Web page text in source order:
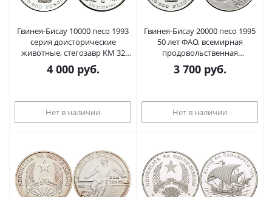
Гвинея-Бисау 10000 песо 1993
серия доисторические
животные, стегозавр KM 32
серебро PROOF 1095-7-23
4 000руб.
Нет в наличии
Гвинея-Бисау 20000 песо 1995
50 лет ФАО, всемирная
продовольственная
программа, тираж 2200 экз.
KM 41 серебро PROOF 00-00-00
3 700руб.
Нет в наличии